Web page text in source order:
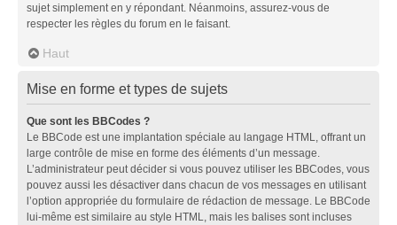
sujet simplement en y répondant. Néanmoins, assurez-vous de
respecter les règles du forum en le faisant.
Haut
Mise en forme et types de sujets
Que sont les BBCodes ?
Le BBCode est une implantation spéciale au langage HTML, offrant un
large contrôle de mise en forme des éléments d’un message.
L’administrateur peut décider si vous pouvez utiliser les BBCodes, vous
pouvez aussi les désactiver dans chacun de vos messages en utilisant
l’option appropriée du formulaire de rédaction de message. Le BBCode
lui-même est similaire au style HTML, mais les balises sont incluses